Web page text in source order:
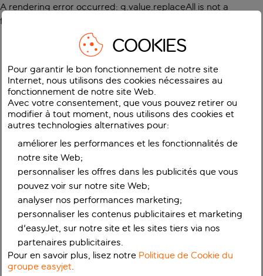
A rendering error occurred: g.value.replaceAll is not a
function
COOKIES
Pour garantir le bon fonctionnement de notre site
Internet, nous utilisons des cookies nécessaires au
fonctionnement de notre site Web.
Avec votre consentement, que vous pouvez retirer ou
modifier à tout moment, nous utilisons des cookies et
autres technologies alternatives pour:
améliorer les performances et les fonctionnalités de
notre site Web;
personnaliser les offres dans les publicités que vous
pouvez voir sur notre site Web;
analyser nos performances marketing;
personnaliser les contenus publicitaires et marketing
d'easyJet, sur notre site et les sites tiers via nos
partenaires publicitaires.
Pour en savoir plus, lisez notre Politique de Cookie du
groupe easyjet.